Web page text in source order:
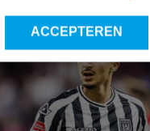
ACCEPTEREN